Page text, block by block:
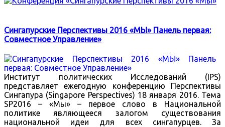
Сингапурские Перспективы 2016 «МЫ» Панель первая:
Совместное Управление»
Институт политических Исследований (IPS)
представляет ежегодную конференцию Перспективы
Сингапура (Singapore Perspectives) 18 января 2016. Тема
SP2016 – «Мы» – первое слово в Национальной
политике являющееся залогом существования
национальной идеи для всех сингапурцев. За